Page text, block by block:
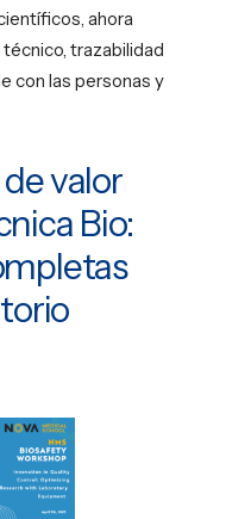
ahora
trazabilidad
con las personas y
valor
Bio: